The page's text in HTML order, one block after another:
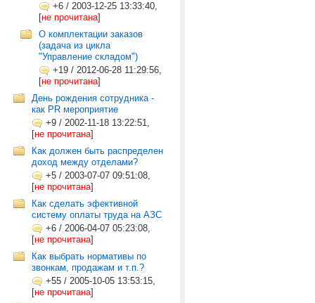
+6 / 2003-12-25 13:33:40,
[не прочитана]
О комплектации заказов
(задача из цикла
"Управление складом")
+19 / 2012-06-28 11:29:56,
[не прочитана]
День рождения сотрудника -
как PR мероприятие
+9 / 2002-11-18 13:22:51,
[не прочитана]
Как должен быть распределен
доход между отделами?
+5 / 2003-07-07 09:51:08,
[не прочитана]
Как сделать эфективной
систему оплаты труда на АЗС
+6 / 2006-04-07 05:23:08,
[не прочитана]
Как выбрать нормативы по
звонкам, продажам и т.п.?
+55 / 2005-10-05 13:53:15,
[не прочитана]